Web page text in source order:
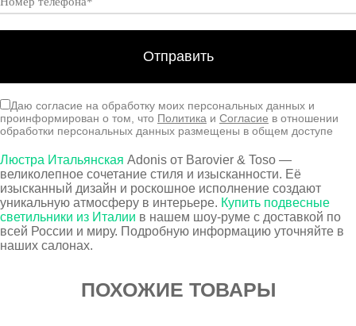
Даю согласие на обработку моих персональных данных и
проинформирован о том, что Политика и Согласие в отношении
обработки персональных данных размещены в общем доступе
Люстра Итальянская Adonis от Barovier & Toso —
великолепное сочетание стиля и изысканности. Её
изысканный дизайн и роскошное исполнение создают
уникальную атмосферу в интерьере. Купить подвесные
светильники из Италии в нашем шоу-руме с доставкой по
всей России и миру. Подробную информацию уточняйте в
наших салонах.
ПОХОЖИЕ ТОВАРЫ